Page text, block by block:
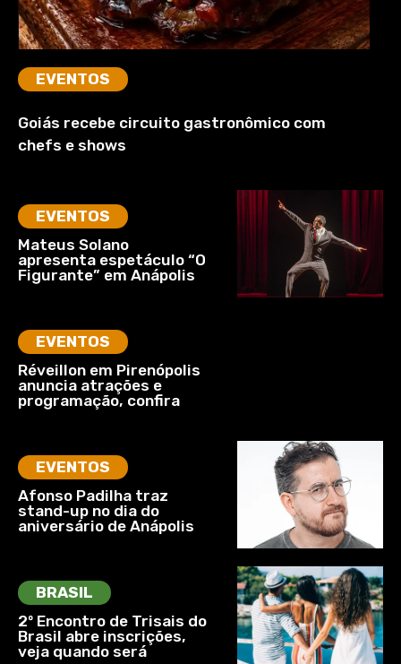
EVENTOS
Goiás recebe circuito gastronômico com
chefs e shows
EVENTOS
Mateus Solano
apresenta espetáculo “O
Figurante” em Anápolis
EVENTOS
Réveillon em Pirenópolis
anuncia atrações e
programação, confira
EVENTOS
Afonso Padilha traz
stand-up no dia do
aniversário de Anápolis
BRASIL
2º Encontro de Trisais do
Brasil abre inscrições,
veja quando será